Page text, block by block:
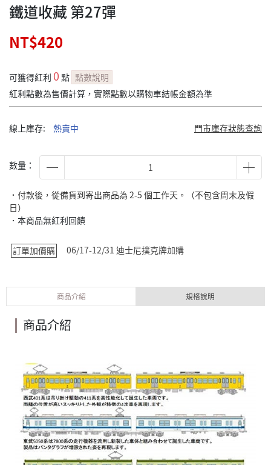
鐵道收藏 第27彈
NT$420
可獲得紅利 0 點 點數說明
紅利點數為售價計算，實際點數以購物車結帳金額為準
線上庫存: 熱賣中 門市庫存狀態查詢
數量：
˙付款後，從備貨到寄出商品為 2-5 個工作天。（不包含周末及假
日）
．本商品無紅利回饋
訂單加價購 06/17-12/31 迪士尼撲克牌加購
商品介紹 規格說明
商品介紹